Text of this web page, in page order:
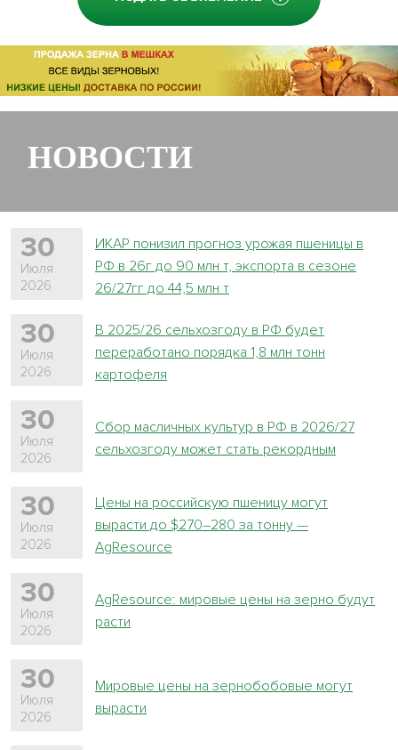
НОВОСТИ
30
Июля
2026
ИКАР понизил прогноз урожая пшеницы в
РФ в 26г до 90 млн т, экспорта в сезоне
26/27гг до 44,5 млн т
30
Июля
2026
В 2025/26 сельхозгоду в РФ будет
переработано порядка 1,8 млн тонн
картофеля
30
Июля
2026
Сбор масличных культур в РФ в 2026/27
сельхозгоду может стать рекордным
30
Июля
2026
Цены на российскую пшеницу могут
вырасти до $270–280 за тонну —
AgResource
30
Июля
2026
AgResource: мировые цены на зерно будут
расти
30
Июля
2026
Мировые цены на зернобобовые могут
вырасти